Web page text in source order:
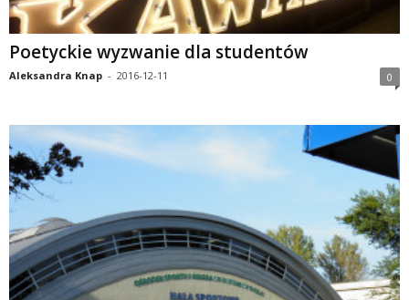
Poetyckie wyzwanie dla studentów
Aleksandra Knap - 2016-12-11 0